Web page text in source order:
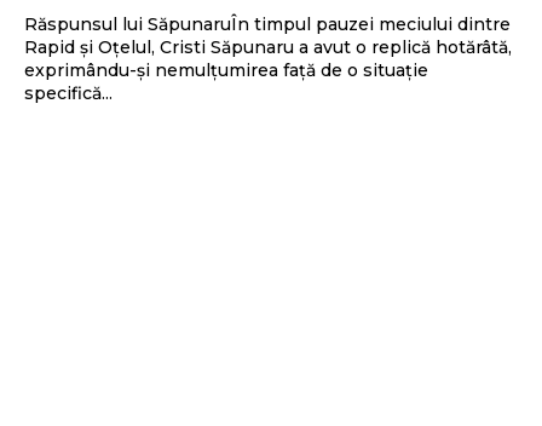
Răspunsul lui SăpunaruÎn timpul pauzei meciului dintre
Rapid și Oțelul, Cristi Săpunaru a avut o replică hotărâtă,
exprimându-și nemulțumirea față de o situație
specifică...